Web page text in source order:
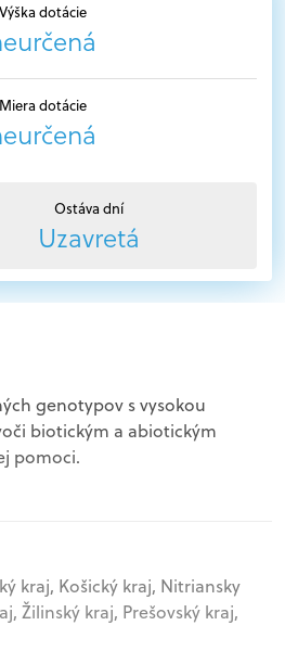
Výška dotácie
Miera dotácie
Ostáva dní
Uzavretá
genotypov s vysokou
biotickým a abiotickým
pomoci.
kraj, Košický kraj, Nitriansky
Žilinský kraj, Prešovský kraj,